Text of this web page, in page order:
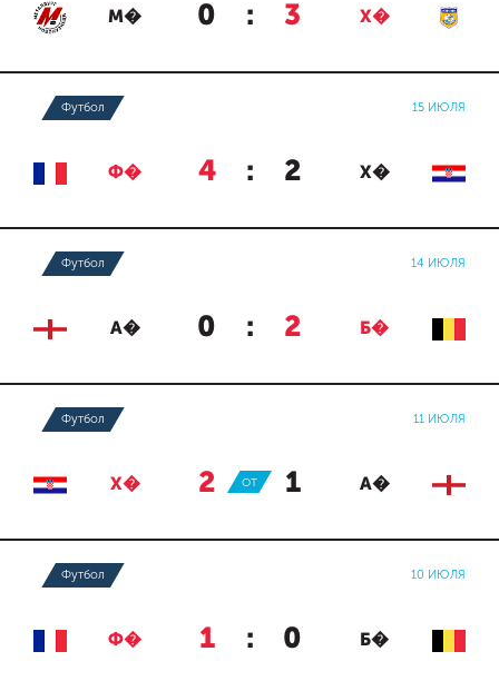
М� 0 : 3 Х�
Футбол 15 ИЮЛЯ
Ф� 4 : 2 Х�
Футбол 14 ИЮЛЯ
А� 0 : 2 Б�
Футбол 11 ИЮЛЯ
Х� 2 : 1 А�
ОТ
Футбол 10 ИЮЛЯ
Ф� 1 : 0 Б�